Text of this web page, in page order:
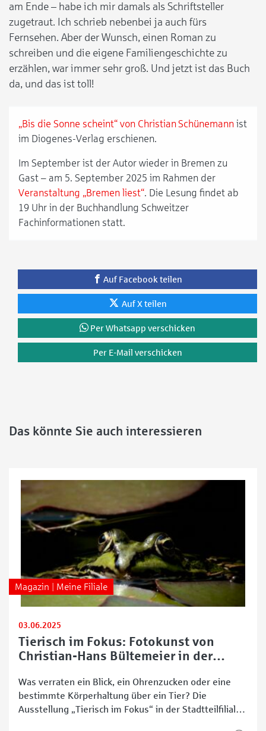
am Ende – habe ich mir damals als Schriftsteller
zugetraut. Ich schrieb nebenbei ja auch fürs
Fernsehen. Aber der Wunsch, einen Roman zu
schreiben und die eigene Familiengeschichte zu
erzählen, war immer sehr groß. Und jetzt ist das Buch
da, und das ist toll!
„Bis die Sonne scheint“ von Christian Schünemann ist
im Diogenes-Verlag erschienen.
Im September ist der Autor wieder in Bremen zu
Gast – am 5. September 2025 im Rahmen der
Veranstaltung „Bremen liest“. Die Lesung findet ab
19 Uhr in der Buchhandlung Schweitzer
Fachinformationen statt.
Auf Facebook teilen
Auf X teilen
Per Whatsapp verschicken
Per E-Mail verschicken
Das könnte Sie auch interessieren
Magazin | Meine Filiale
03.06.2025
Tierisch im Fokus: Fotokunst von
Christian-Hans Bültemeier in der
Was verraten ein Blick, ein Ohrenzucken oder eine
bestimmte Körperhaltung über ein Tier? Die
Ausstellung „Tierisch im Fokus“ in der Stadtteilfiliale